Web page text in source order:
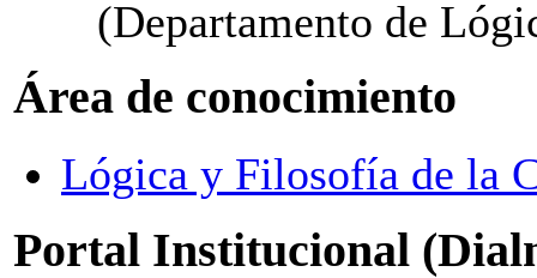
(Departamento de
Área de conocimiento
Lógica y Filosofía de la
Portal Institucional